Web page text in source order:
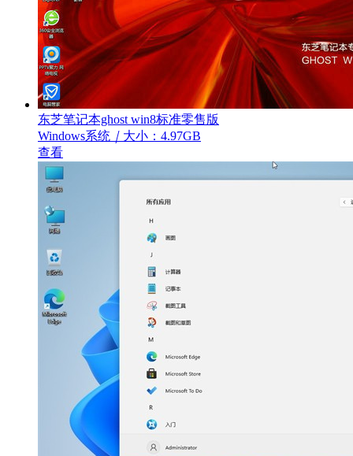
东芝笔记本ghost win8标准零售版
Windows系统 ｜ 大小：4.97GB
查看